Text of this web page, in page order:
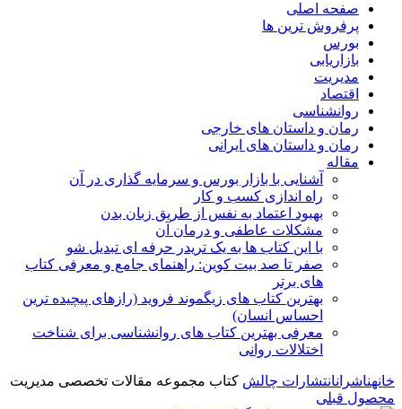
صفحه اصلی
پرفروش ترین ها
بورس
بازاریابی
مدیریت
اقتصاد
روانشناسی
رمان و داستان های خارجی
رمان و داستان های ایرانی
مقاله
آشنایی با بازار بورس و سرمایه گذاری در آن
راه اندازی کسب و کار
بهبود اعتماد به نفس از طریق زبان بدن
مشکلات عاطفی و درمان آن
با این کتاب ها به یک تریدر حرفه ای تبدیل شو
صفر تا صد بیت کوین: راهنمای جامع و معرفی کتاب
های برتر
بهترین کتاب های زیگموند فروید (رازهای پیچیده ترین
احساس انسان)
معرفی بهترین کتاب های روانشناسی برای شناخت
اختلالات روانی
خانهناشرانانتشارات چالش کتاب مجموعه مقالات تخصصی مدیریت
محصول قبلی